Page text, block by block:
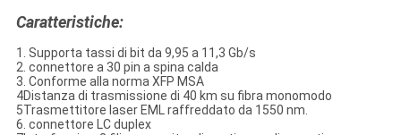
Caratteristiche:
1. Supporta tassi di bit da 9,95 a 11,3 Gb/s
2. connettore a 30 pin a spina calda
3. Conforme alla norma XFP MSA
4Distanza di trasmissione di 40 km su fibra monomodo
5Trasmettitore laser EML raffreddato da 1550 nm.
6. connettore LC duplex